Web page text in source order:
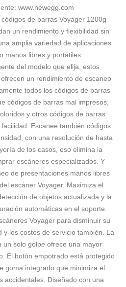
de barras Voyager 1200g
un rendimiento y flexibilidad sin
amplia variedad de aplicaciones
manos libres y portátiles.
del modelo que elija, estos
un rendimiento de escaneo
todos los códigos de barras
códigos de barras mal impresos,
y otros códigos de barras
Escanee también códigos
con una resolución de hasta
de los casos, eso elimina la
escáneres especializados. Y
de presentaciones manos libres
escáner Voyager. Maximiza el
de objetos actualizada y la
automáticas en el soporte.
Voyager para disminuir su
y los costos de servicio también. La
un solo golpe ofrece una mayor
El botón empotrado está protegido
goma integrado que minimiza el
accidentales. Diseñado con una